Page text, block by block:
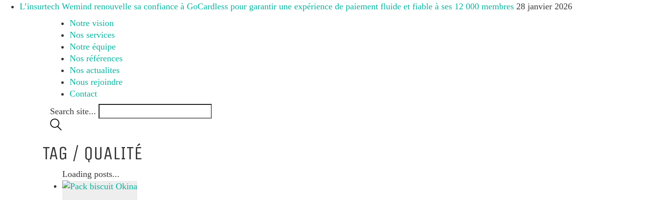
L’insurtech Wemind renouvelle sa confiance à GoCardless pour garantir une expérience de paiement fluide et fiable à ses 12 000 membres 28 janvier 2026
Notre vision
Nos services
Notre équipe
Nos références
Nos actualites
Nous rejoindre
Contact
Search site...
TAG / QUALITÉ
Loading posts...